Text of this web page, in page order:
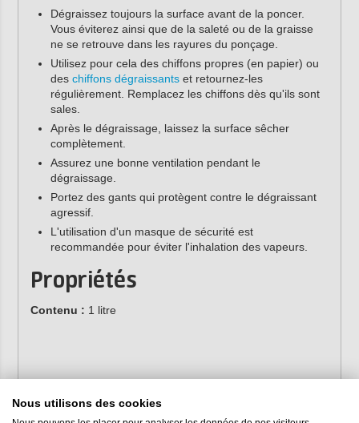
Dégraissez toujours la surface avant de la poncer.
Vous éviterez ainsi que de la saleté ou de la graisse
ne se retrouve dans les rayures du ponçage.
Utilisez pour cela des chiffons propres (en papier) ou
des chiffons dégraissantset retournez-les
régulièrement. Remplacez les chiffons dès qu'ils sont
sales.
Après le dégraissage, laissez la surface sêcher
complètement.
Assurez une bonne ventilation pendant le
dégraissage.
Portez des gants qui protègent contre le dégraissant
agressif.
L'utilisation d'un masque de sécurité est
recommandée pour éviter l'inhalation des vapeurs.
Propriétés
Contenu : 1 litre
Nous utilisons des cookies